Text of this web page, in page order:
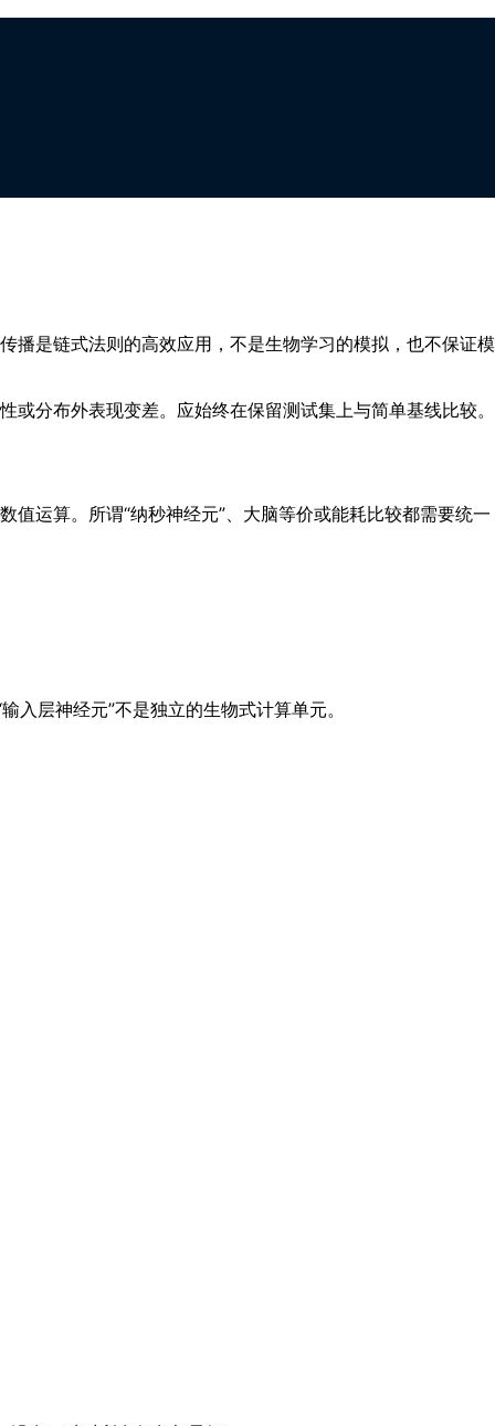
播是链式法则的高效应用，不是生物学习的模拟，也不保证模
分布外表现变差。应始终在保留测试集上与简单基线比较。
运算。所谓“纳秒神经元”、大脑等价或能耗比较都需要统一
层神经元”不是独立的生物式计算单元。